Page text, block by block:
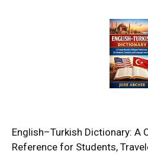
English–Turkish Dictionary: A
Reference for Students,